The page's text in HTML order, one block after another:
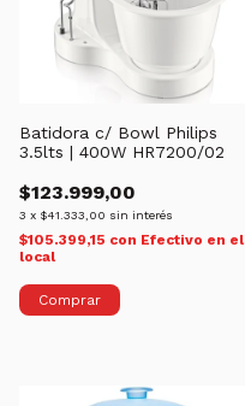
Batidora c/ Bowl Philips
3.5lts | 400W HR7200/02
$123.999,00
3 x $41.333,00 sin interés
$105.399,15 con Efectivo en el
local